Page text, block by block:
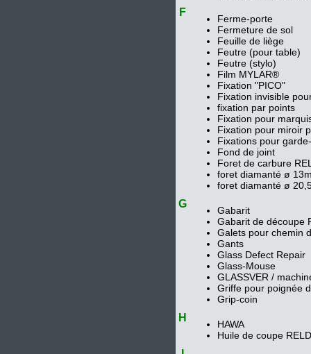
F
Ferme-porte
Fermeture de sol
Feuille de liège
Feutre (pour table)
Feutre (stylo)
Film MYLAR®
Fixation "PICO"
Fixation invisible
fixation par points
Fixation pour
Fixation pour miroir
Fixations pour
Fond de joint
Foret de carbure
foret diamanté ø
foret diamanté ø
G
Gabarit
Gabarit de découpe
Galets pour chemin
Gants
Glass Defect Repair
Glass-Mouse
GLASSVER /
Griffe pour poignée
Grip-coin
H
HAWA
Huile de coupe